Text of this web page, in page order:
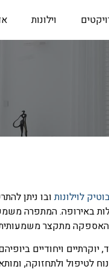
וילונות
לוילונותובו ניתן
באירופה. המתפרה
האספקה מתקצר
ויחודיים
לטיפול ולתחזוקה,